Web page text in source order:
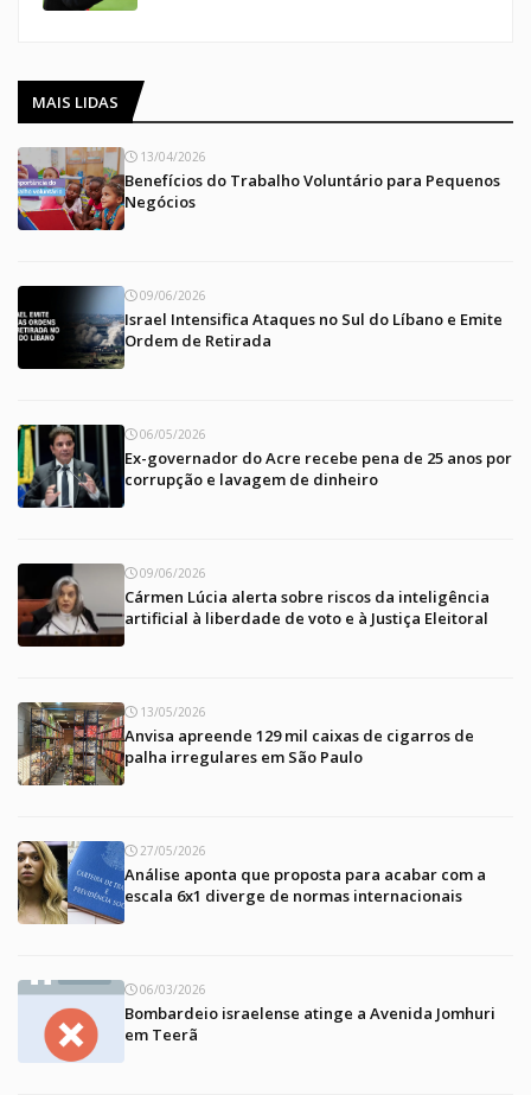
MAIS LIDAS
13/04/2026
Benefícios do Trabalho Voluntário para Pequenos
Negócios
09/06/2026
Israel Intensifica Ataques no Sul do Líbano e Emite
Ordem de Retirada
06/05/2026
Ex-governador do Acre recebe pena de 25 anos por
corrupção e lavagem de dinheiro
09/06/2026
Cármen Lúcia alerta sobre riscos da inteligência
artificial à liberdade de voto e à Justiça Eleitoral
13/05/2026
Anvisa apreende 129 mil caixas de cigarros de
palha irregulares em São Paulo
27/05/2026
Análise aponta que proposta para acabar com a
escala 6x1 diverge de normas internacionais
06/03/2026
Bombardeio israelense atinge a Avenida Jomhuri
em Teerã